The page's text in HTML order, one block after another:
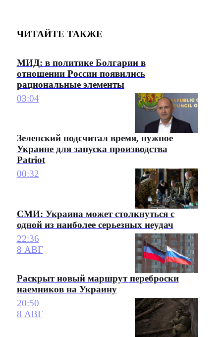
ЧИТАЙТЕ ТАКЖЕ
МИД: в политике Болгарии в
отношении России появились
рациональные элементы
03:04
Зеленский подсчитал время, нужное
Украине для запуска производства
Patriot
00:32
СМИ: Украина может столкнуться с
одной из наиболее серьезных неудач
22:36
8 АВГ
Раскрыт новый маршрут переброски
наемников на Украину
20:50
8 АВГ